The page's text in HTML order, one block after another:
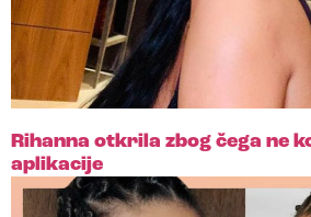
Rihanna otkrila zbog čega ne
aplikacije